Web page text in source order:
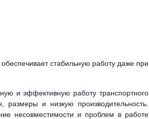
стабильную работу даже при
и эффективную работу транспортного
размеры и низкую производительность.
несовместимости и проблем в работе